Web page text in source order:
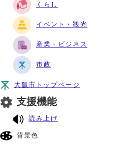
くらし
イベント・観光
産業・ビジネス
市政
大阪市トップページ
支援機能
読み上げ
背景色